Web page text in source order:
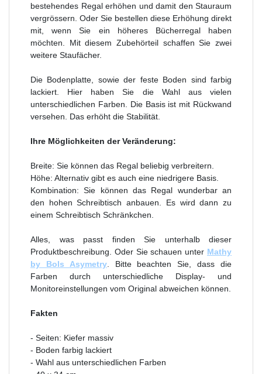
bestehendes Regal erhöhen und damit den Stauraum
vergrössern. Oder Sie bestellen diese Erhöhung direkt
mit, wenn Sie ein höheres Bücherregal haben
möchten. Mit diesem Zubehörteil schaffen Sie zwei
weitere Staufächer.
Die Bodenplatte, sowie der feste Boden sind farbig
lackiert. Hier haben Sie die Wahl aus vielen
unterschiedlichen Farben. Die Basis ist mit Rückwand
versehen. Das erhöht die Stabilität.
Ihre Möglichkeiten der Veränderung:
Breite: Sie können das Regal beliebig verbreitern.
Höhe: Alternativ gibt es auch eine niedrigere Basis.
Kombination: Sie können das Regal wunderbar an
den hohen Schreibtisch anbauen. Es wird dann zu
einem Schreibtisch Schränkchen.
Alles, was passt finden Sie unterhalb dieser
Produktbeschreibung. Oder Sie schauen unter Mathy
by Bols Asymetry. Bitte beachten Sie, dass die
Farben durch unterschiedliche Display- und
Monitoreinstellungen vom Original abweichen können.
Fakten
- Seiten: Kiefer massiv
- Boden farbig lackiert
- Wahl aus unterschiedlichen Farben